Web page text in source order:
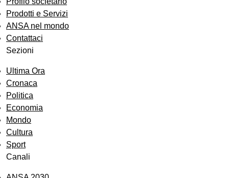
Prodotti e Servizi
ANSA nel mondo
Contattaci
Sezioni
Ultima Ora
Cronaca
Politica
Economia
Mondo
Cultura
Sport
Canali